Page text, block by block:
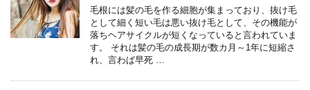
毛根には髪の毛を作る細胞が集まっており、抜け毛
として細く短い毛は悪い抜け毛として、その機能が
落ちヘアサイクルが短くなっていると言われていま
す。 それは髪の毛の成長期が数カ月～1年に短縮さ
れ、言わば早死 …